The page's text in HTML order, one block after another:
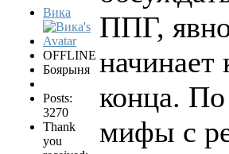
Вика
OFFLINE
Боярыня
Posts:
3270
Thank
you
ППГ,
конца. По
мифы с